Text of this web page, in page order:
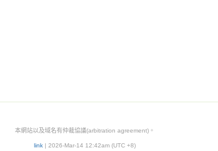
本網站以及域名有仲裁協議(arbitration agreement)。
link| 2026-Mar-14 12:42am (UTC +8)